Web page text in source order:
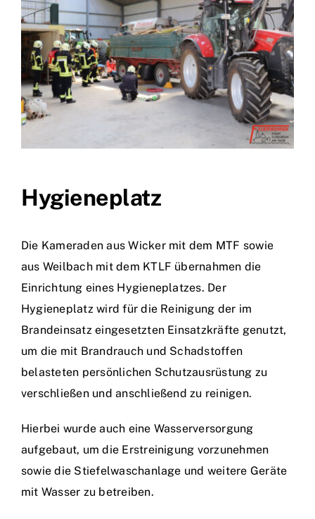
Hygieneplatz
Die Kameraden aus Wicker mit dem MTF sowie
aus Weilbach mit dem KTLF übernahmen die
Einrichtung eines Hygieneplatzes. Der
Hygieneplatz wird für die Reinigung der im
Brandeinsatz eingesetzten Einsatzkräfte genutzt,
um die mit Brandrauch und Schadstoffen
belasteten persönlichen Schutzausrüstung zu
verschließen und anschließend zu reinigen.
Hierbei wurde auch eine Wasserversorgung
aufgebaut, um die Erstreinigung vorzunehmen
sowie die Stiefelwaschanlage und weitere Geräte
mit Wasser zu betreiben.